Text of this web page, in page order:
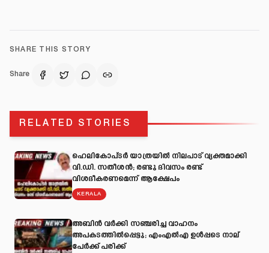
SHARE THIS STORY
Share
RELATED STORIES
ഹെലികോപ്ടർ യാത്രയിൽ നിലപാട് വ്യക്തമാക്കി
വി.ഡി. സതീശൻ; രണ്ടു ദിവസം രണ്ട്
വിശദീകരണമെന്ന് ആക്ഷേപം
KERALA
അബിന്‍ വര്‍ക്കി സഞ്ചരിച്ച വാഹനം
അപകടത്തില്‍പ്പെട്ടു; എംഎല്‍എ ഉള്‍പ്പടെ നാല്
പേര്‍ക്ക് പരിക്ക്